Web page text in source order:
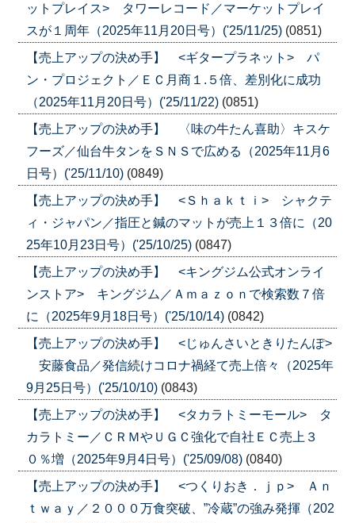
ットプレイス> タワーレコード／マーケットプレイ
スが１周年（2025年11月20日号）('25/11/25) (0851)
【売上アップの決め手】 <ギタープラネット> パ
ン・プロジェクト／ＥＣ月商１.５倍、差別化に成功
（2025年11月20日号）('25/11/22) (0851)
【売上アップの決め手】 〈味の牛たん喜助〉キスケ
フーズ／仙台牛タンをＳＮＳで広める（2025年11月6
日号）('25/11/10) (0849)
【売上アップの決め手】 <Ｓｈａｋｔｉ> シャクテ
ィ・ジャパン／指圧と鍼のマットが売上１３倍に（20
25年10月23日号）('25/10/25) (0847)
【売上アップの決め手】 <キングジム公式オンライ
ンストア> キングジム／Ａｍａｚｏｎで検索数７倍
に（2025年9月18日号）('25/10/14) (0842)
【売上アップの決め手】 <じゅんさいときりたんぽ>
安藤食品／発信続けコロナ禍経て売上倍々（2025年
9月25日号）('25/10/10) (0843)
【売上アップの決め手】 <タカラトミーモール> タ
カラトミー／ＣＲＭやＵＧＣ強化で自社ＥＣ売上３
０％増（2025年9月4日号）('25/09/08) (0840)
【売上アップの決め手】 <つくりおき．ｊｐ> Ａｎ
ｔｗａｙ／２０００万食突破、”冷蔵”の強み発揮（202